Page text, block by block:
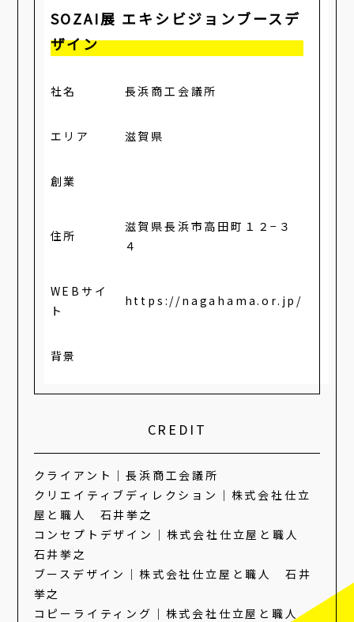
SOZAI展 エキシビジョンブースデ
ザイン
社名 長浜商工会議所
エリア 滋賀県
創業
住所
滋賀県長浜市高田町１２−３
４
WEBサイ
ト
https://nagahama.or.jp/
背景
CREDIT
クライアント｜長浜商工会議所
クリエイティブディレクション｜株式会社仕立
屋と職人 石井挙之
コンセプトデザイン｜株式会社仕立屋と職人
石井挙之
ブースデザイン｜株式会社仕立屋と職人 石井
挙之
コピーライティング｜株式会社仕立屋と職人